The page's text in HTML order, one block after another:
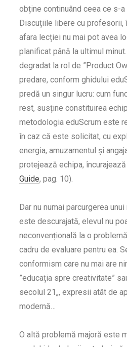
obține continuând ceea ce s-a
Discuțiile libere cu profesorii,
afara lecției nu mai pot avea
planificat până la ultimul
degradat la rol de ”Product
predare, conform ghidului
predă un singur lucru: cum
rest, susține constituirea
metodologia eduScrum este
în caz că este solicitat, cu
energia, amuzamentul și
protejează echipa,
Guide, pag. 10).
Dar nu numai parcurgerea
este descurajată, elevul nu
neconvențională la o
cadru de evaluare pentru ea.
conformism care nu mai are
”educația spre creativitate”
secolul 21„, expresii atât de
modernă…
O altă problemă majoră este